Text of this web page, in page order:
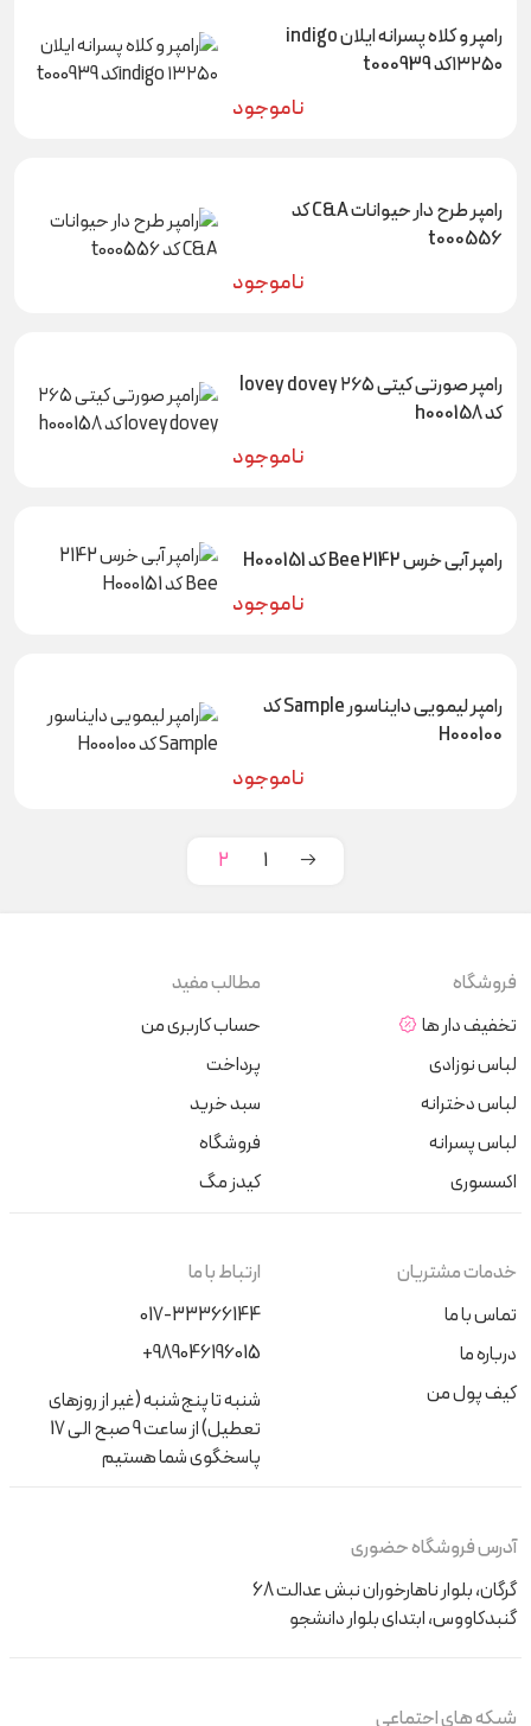
رامپر و کلاه پسرانه ایلان indigo
۱۳۲۵۰کد t000939
ناموجود
رامپر طرح دار حیوانات C&A کد
t000556
ناموجود
رامپر صورتی کیتی ۲۶۵ lovey dovey
کد h000158
ناموجود
رامپر آبی خرس 2142 Bee کد H000151
ناموجود
رامپر لیمویی دایناسور Sample کد
H000100
ناموجود
1
2
فروشگاه
تخفیف دار ها
لباس نوزادی
لباس دخترانه
لباس پسرانه
اکسسوری
مطالب مفید
حساب کاربری من
پرداخت
سبد خرید
فروشگاه
کیدز مگ
خدمات مشتریان
تماس با ما
درباره ما
کیف پول من
ارتباط با ما
017-33366144
+989046196015
شنبه تا پنج‌شنبه (غیر از روزهای
تعطیل) از ساعت 9 صبح الی 17
پاسخگوی شما هستیم
آدرس فروشگاه حضوری
گرگان، بلوار ناهارخوران نبش عدالت 68
گنبدکاووس، ابتدای بلوار دانشجو
شبکه های اجتماعی